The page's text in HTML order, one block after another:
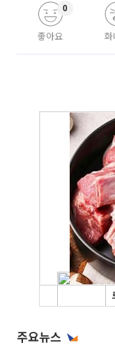
좋아요
0
주요뉴스